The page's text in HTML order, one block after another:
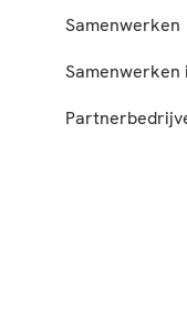
Samenwerken